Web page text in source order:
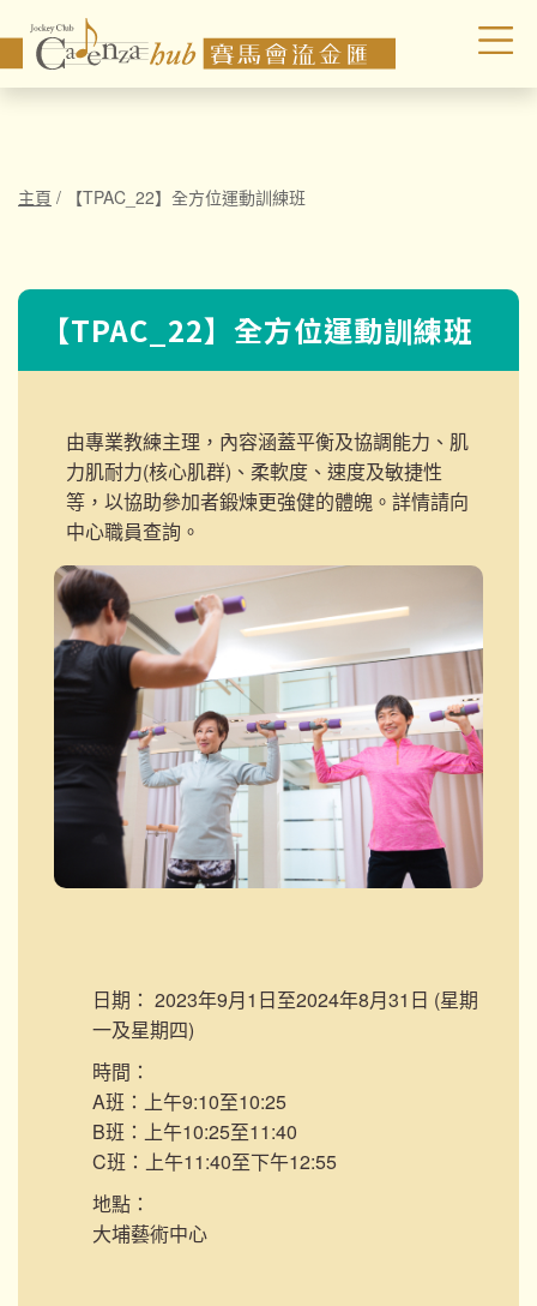
主頁 / 【TPAC_22】全方位運動訓練班
【TPAC_22】全方位運動訓練班
由專業教練主理，內容涵蓋平衡及協調能力、肌
力肌耐力(核心肌群)、柔軟度、速度及敏捷性
等，以協助參加者鍛煉更強健的體魄。詳情請向
中心職員查詢。
日期： 2023年9月1日至2024年8月31日 (星期
一及星期四)
時間：
A班：上午9:10至10:25
B班：上午10:25至11:40
C班：上午11:40至下午12:55
地點：
大埔藝術中心